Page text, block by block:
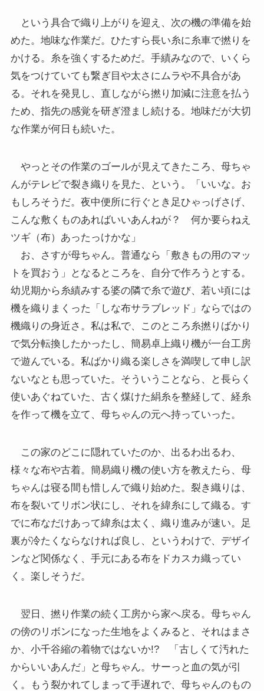
という具合で織り上がりを迎え、次の機の準備を始
めた。地味な作業だ。ひたすら長い糸に糸車で撚りを
かける。糸を強くするためだ。手績みなので、いくら
気をつけていても繋ぎ目や太さにムラや不具合があ
る。それを発見し、直しながら撚り加減に注意を払う
ため、指先の感覚を研ぎ澄まし続ける。地味だが大切
な作業が何日も続いた。
やっとその作業のゴールが見えてきたころ、母ちゃ
んがテレビで裂き織りを見た、という。「いいな。お
もしろそうだ。夜中便所に行ぐとき足ひゃっげさげ、
こんな敷くものあればいいあんねが？ 何か要らねえ
ツギ（布）あったっけかな」
お、さすが母ちゃん。普通なら「敷きもの用のマッ
トを買おう」となるところを、自分で作ろうとする。
幼児期から糸績みする婆の隣で糸で遊び、若い頃には
機を織りまくった「しな布サラブレッド」ならではの
機織りの身近さ。私は私で、このところ糸撚りばかり
で気分転換したかったし、簡易卓上織り機が一台工房
で遊んでいる。私ばかり織る楽しさを満喫して申し訳
ないなとも思っていた。そういうことなら、と長らく
使いあぐねていた、古く煤けた絹糸を整経して、経糸
を作って機を立て、母ちゃんの元へ持っていった。
この家のどこに隠れていたのか、出るわ出るわ、
様々な布や古着。簡易織り機の使い方を教えたら、母
ちゃんは寝る間も惜しんで織り始めた。裂き織りは、
布を裂いてリボン状にし、それを緯糸にして織る。す
でに布なだけあって緯糸は太く、織り進みが速い。足
裏が冷たくならなければ良し、というわけで、デザイ
ンなど関係なく、手元にある布をドカスカ織ってい
く。楽しそうだ。
翌日、撚り作業の続く工房から家へ戻る。母ちゃん
の傍のリボンになった生地をよくみると、それはまさ
か、小千谷縮の着物ではないか!? 「古しくて汚れた
からいいあんだ」と母ちゃん。サーっと血の気が引
く。もう裂かれてしまって手遅れで、母ちゃんのもの